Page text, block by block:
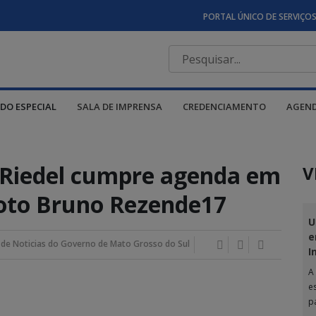
PORTAL ÚNICO DE SERVIÇOS
ESPECIAL SALA DE IMPRENSA CREDENCIAMENTO
cumpre agenda em
Bruno Rezende17
Noticias do Governo de Mato Grosso do Sul
A